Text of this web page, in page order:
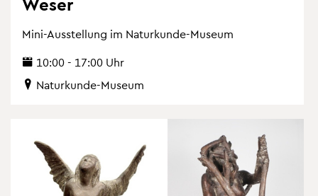
Mini-Aus­stel­lung im Na­tur­kun­de-Mu­se­um
10:00 - 17:00 Uhr
Na­tur­kun­de-Mu­se­um